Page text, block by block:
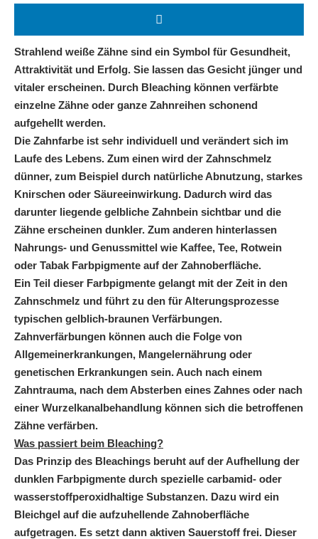
Strahlend weiße Zähne sind ein Symbol für Gesundheit,
Attraktivität und Erfolg. Sie lassen das Gesicht jünger und
vitaler erscheinen. Durch Bleaching können verfärbte
einzelne Zähne oder ganze Zahnreihen schonend
aufgehellt werden.
Die Zahnfarbe ist sehr individuell und verändert sich im
Laufe des Lebens. Zum einen wird der Zahnschmelz
dünner, zum Beispiel durch natürliche Abnutzung, starkes
Knirschen oder Säureeinwirkung. Dadurch wird das
darunter liegende gelbliche Zahnbein sichtbar und die
Zähne erscheinen dunkler. Zum anderen hinterlassen
Nahrungs- und Genussmittel wie Kaffee, Tee, Rotwein
oder Tabak Farbpigmente auf der Zahnoberfläche.
Ein Teil dieser Farbpigmente gelangt mit der Zeit in den
Zahnschmelz und führt zu den für Alterungsprozesse
typischen gelblich-braunen Verfärbungen.
Zahnverfärbungen können auch die Folge von
Allgemeinerkrankungen, Mangelernährung oder
genetischen Erkrankungen sein. Auch nach einem
Zahntrauma, nach dem Absterben eines Zahnes oder nach
einer Wurzelkanalbehandlung können sich die betroffenen
Zähne verfärben.
Was passiert beim Bleaching?
Das Prinzip des Bleachings beruht auf der Aufhellung der
dunklen Farbpigmente durch spezielle carbamid- oder
wasserstoffperoxidhaltige Substanzen. Dazu wird ein
Bleichgel auf die aufzuhellende Zahnoberfläche
aufgetragen. Es setzt dann aktiven Sauerstoff frei. Dieser